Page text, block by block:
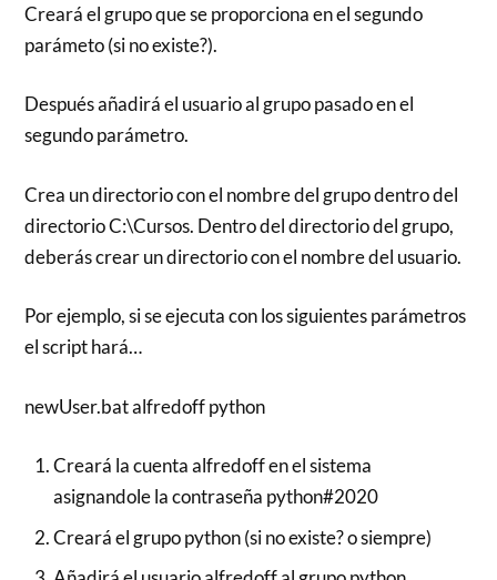
Creará el grupo que se proporciona en el segundo
parámeto (si no existe?).
Después añadirá el usuario al grupo pasado en el
segundo parámetro.
Crea un directorio con el nombre del grupo dentro del
directorio C:\Cursos. Dentro del directorio del grupo,
deberás crear un directorio con el nombre del usuario.
Por ejemplo, si se ejecuta con los siguientes parámetros
el script hará…
newUser.bat alfredoff python
Creará la cuenta alfredoff en el sistema
asignandole la contraseña python#2020
Creará el grupo python (si no existe? o siempre)